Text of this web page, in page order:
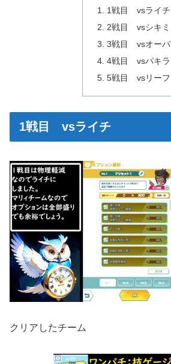
1戦目 vsライチ
2戦目 vsシキミ
3戦目 vsオーバ
4戦目 vsパキラ
5戦目 vsリーフ
1戦目 vsライチ
クリアしたチーム